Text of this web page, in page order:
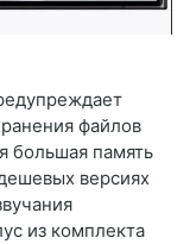
файлов
большая память
версиях
из комплекта